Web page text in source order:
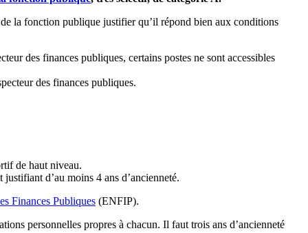
la fonction publique justifier qu’il répond bien aux conditions
des finances publiques, certains postes ne sont accessibles
des finances publiques.
de haut niveau.
d’au moins 4 ans d’ancienneté.
Finances Publiques (ENFIP).
personnelles propres à chacun. Il faut trois ans d’ancienneté